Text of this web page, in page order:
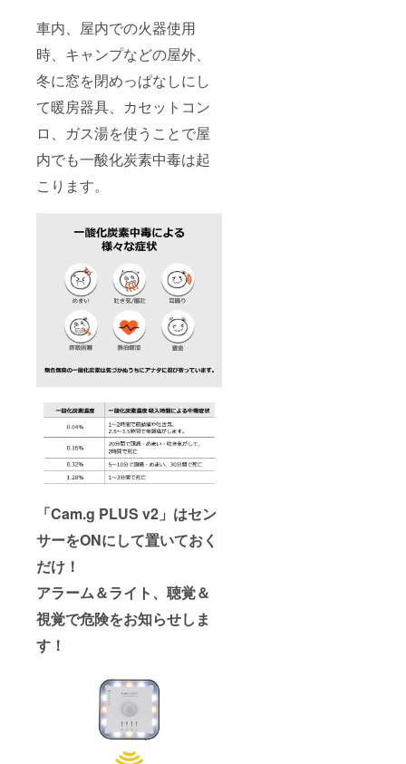
車内、屋内での火器使用
時、キャンプなどの屋外、
冬に窓を閉めっぱなしにし
て暖房器具、カセットコン
ロ、ガス湯を使うことで屋
内でも一酸化炭素中毒は起
こります。
「Cam.g PLUS v2」はセン
サーをONにして置いておく
だけ！
アラーム＆ライト、聴覚＆
視覚で危険をお知らせしま
す！